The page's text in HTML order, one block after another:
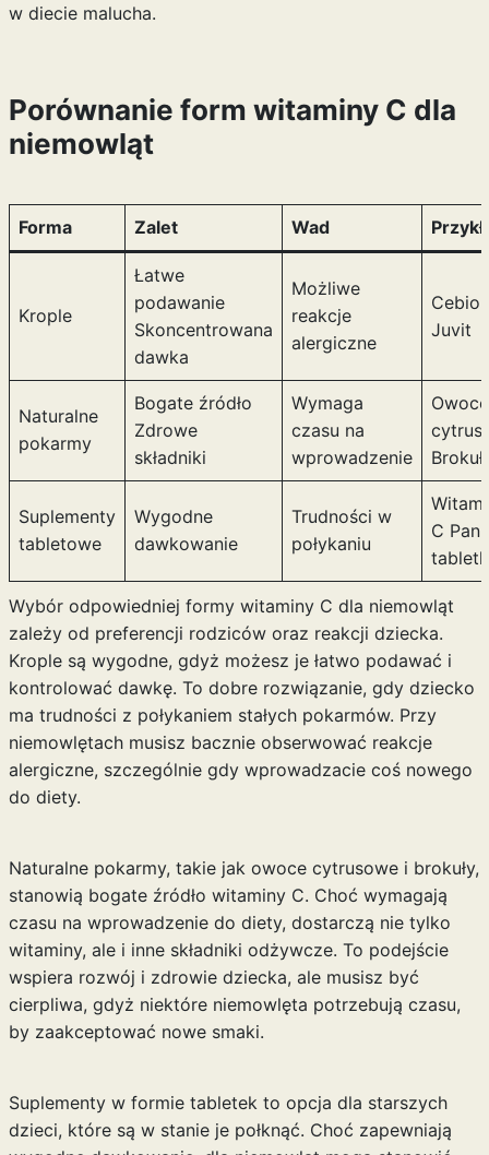
w diecie malucha.
Porównanie form witaminy C dla
niemowląt
Forma Zalet Wad
Krople
Łatwe
podawanie
Skoncentrowana
dawka
Możliwe
reakcje
alergiczne
Juvit
Naturalne
pokarmy
Bogate źródło
Zdrowe
składniki
Wymaga
czasu na
wprowadzenie
Owoce
Suplementy
tabletowe
Wygodne
dawkowanie
Trudności w
połykaniu
C Pan
Wybór odpowiedniej formy witaminy C dla niemowląt
zależy od preferencji rodziców oraz reakcji dziecka.
Krople są wygodne, gdyż możesz je łatwo podawać i
kontrolować dawkę. To dobre rozwiązanie, gdy dziecko
ma trudności z połykaniem stałych pokarmów. Przy
niemowlętach musisz bacznie obserwować reakcje
alergiczne, szczególnie gdy wprowadzacie coś nowego
do diety.
Naturalne pokarmy, takie jak owoce cytrusowe i brokuły,
stanowią bogate źródło witaminy C. Choć wymagają
czasu na wprowadzenie do diety, dostarczą nie tylko
witaminy, ale i inne składniki odżywcze. To podejście
wspiera rozwój i zdrowie dziecka, ale musisz być
cierpliwa, gdyż niektóre niemowlęta potrzebują czasu,
by zaakceptować nowe smaki.
Suplementy w formie tabletek to opcja dla starszych
dzieci, które są w stanie je połknąć. Choć zapewniają